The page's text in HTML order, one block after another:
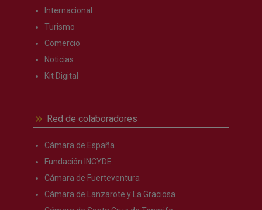
Internacional
Turismo
Comercio
Noticias
Kit Digital
Red de colaboradores
Cámara de España
Fundación INCYDE
Cámara de Fuerteventura
Cámara de Lanzarote y La Graciosa